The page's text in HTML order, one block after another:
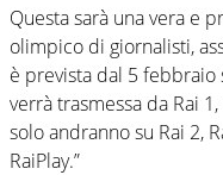
Questa sarà una vera e
olimpico di giornalisti,
è prevista dal 5 febbraio
verrà trasmessa da Rai
solo andranno su Rai 2,
RaiPlay.”